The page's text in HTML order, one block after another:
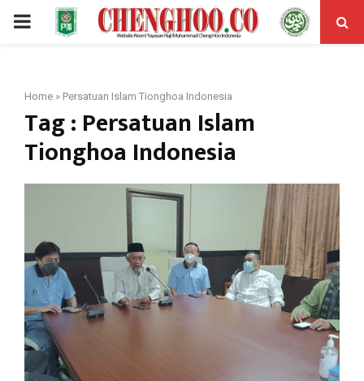
PRIMARY
Home » Persatuan Islam Tionghoa Indonesia
Tag : Persatuan Islam
Tionghoa Indonesia